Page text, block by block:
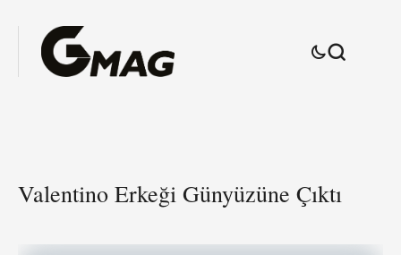
Valentino Erkeği Günyüzüne Çıktı